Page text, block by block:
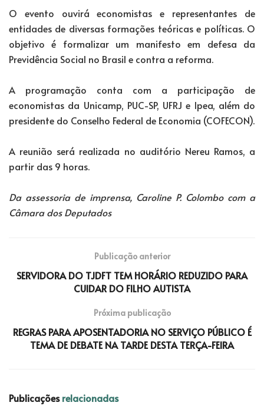
O evento ouvirá economistas e representantes de
entidades de diversas formações teóricas e políticas. O
objetivo é formalizar um manifesto em defesa da
Previdência Social no Brasil e contra a reforma.
A programação conta com a participação de
economistas da Unicamp, PUC-SP, UFRJ e Ipea, além do
presidente do Conselho Federal de Economia (COFECON).
A reunião será realizada no auditório Nereu Ramos, a
partir das 9 horas.
Da assessoria de imprensa, Caroline P. Colombo com a
Câmara dos Deputados
Publicação anterior
SERVIDORA DO TJDFT TEM HORÁRIO REDUZIDO PARA
CUIDAR DO FILHO AUTISTA
Próxima publicação
REGRAS PARA APOSENTADORIA NO SERVIÇO PÚBLICO É
TEMA DE DEBATE NA TARDE DESTA TERÇA-FEIRA
Publicaçõesrelacionadas